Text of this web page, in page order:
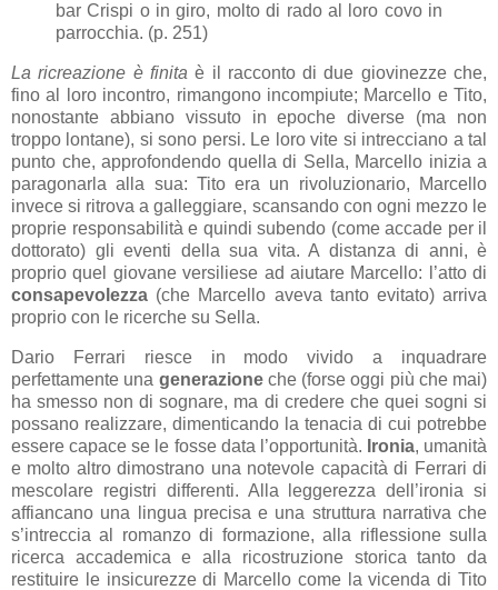
bar Crispi o in giro, molto di rado al loro covo in
parrocchia. (p. 251)
La ricreazione è finita è il racconto di due giovinezze che,
fino al loro incontro, rimangono incompiute; Marcello e Tito,
nonostante abbiano vissuto in epoche diverse (ma non
troppo lontane), si sono persi. Le loro vite si intrecciano a tal
punto che, approfondendo quella di Sella, Marcello inizia a
paragonarla alla sua: Tito era un rivoluzionario, Marcello
invece si ritrova a galleggiare, scansando con ogni mezzo le
proprie responsabilità e quindi subendo (come accade per il
dottorato) gli eventi della sua vita. A distanza di anni, è
proprio quel giovane versiliese ad aiutare Marcello: l’atto di
consapevolezza (che Marcello aveva tanto evitato) arriva
proprio con le ricerche su Sella.
Dario Ferrari riesce in modo vivido a inquadrare
perfettamente una generazione che (forse oggi più che mai)
ha smesso non di sognare, ma di credere che quei sogni si
possano realizzare, dimenticando la tenacia di cui potrebbe
essere capace se le fosse data l’opportunità. Ironia, umanità
e molto altro dimostrano una notevole capacità di Ferrari di
mescolare registri differenti. Alla leggerezza dell’ironia si
affiancano una lingua precisa e una struttura narrativa che
s’intreccia al romanzo di formazione, alla riflessione sulla
ricerca accademica e alla ricostruzione storica tanto da
restituire le insicurezze di Marcello come la vicenda di Tito